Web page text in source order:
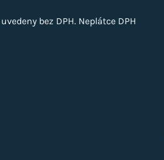
bez DPH. Neplátce DPH